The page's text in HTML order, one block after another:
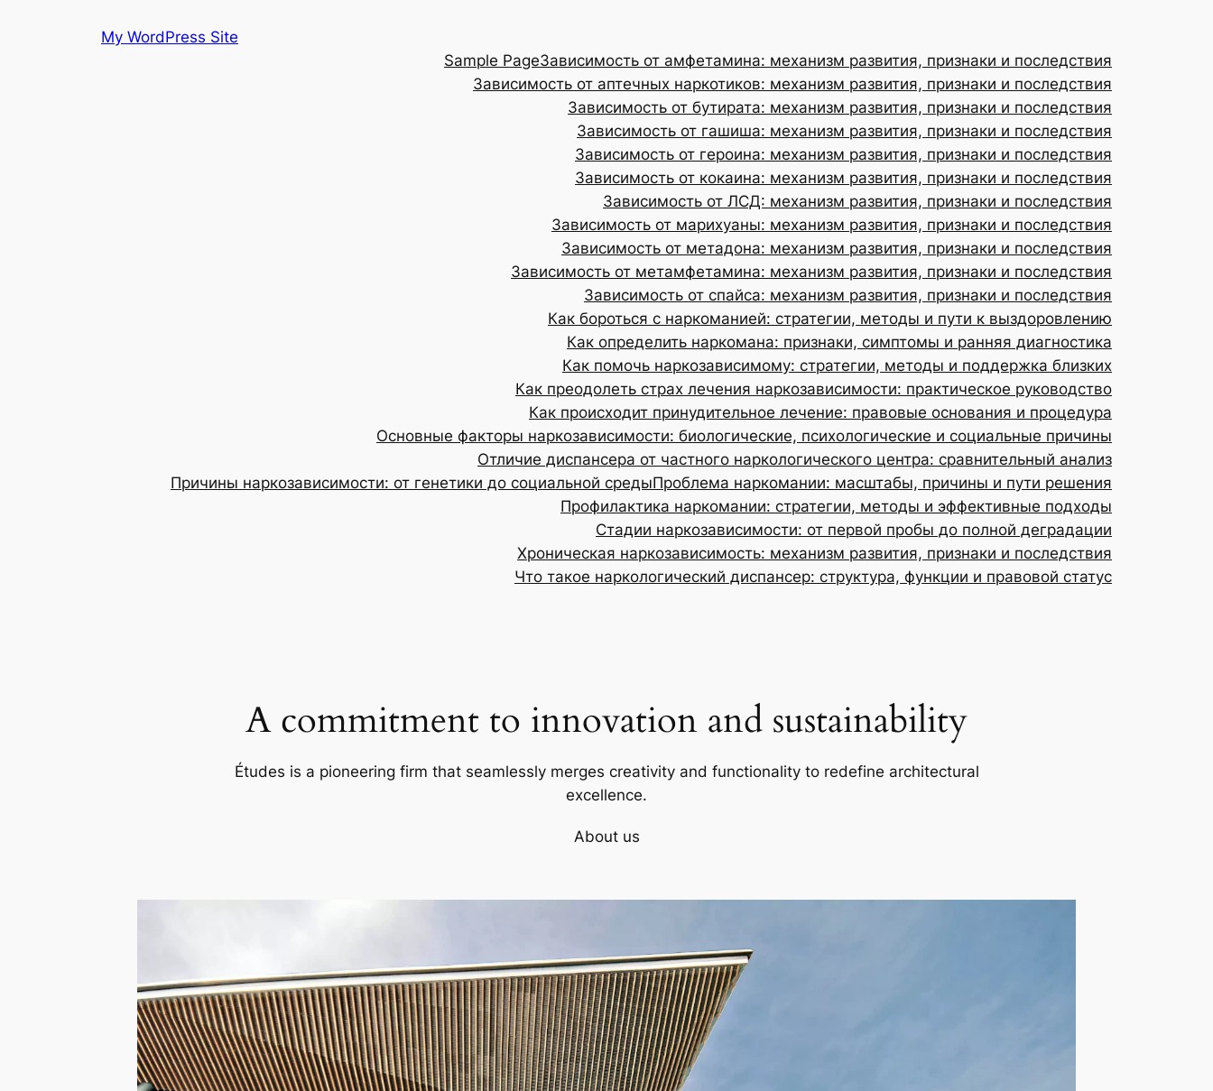
My WordPress Site
Sample PageЗависимость от амфетамина: механизм развития, признаки и последствия
Зависимость от аптечных наркотиков: механизм развития, признаки и последствия
Зависимость от бутирата: механизм развития, признаки и последствия
Зависимость от гашиша: механизм развития, признаки и последствия
Зависимость от героина: механизм развития, признаки и последствия
Зависимость от кокаина: механизм развития, признаки и последствия
Зависимость от ЛСД: механизм развития, признаки и последствия
Зависимость от марихуаны: механизм развития, признаки и последствия
Зависимость от метадона: механизм развития, признаки и последствия
Зависимость от метамфетамина: механизм развития, признаки и последствия
Зависимость от спайса: механизм развития, признаки и последствия
Как бороться с наркоманией: стратегии, методы и пути к выздоровлению
Как определить наркомана: признаки, симптомы и ранняя диагностика
Как помочь наркозависимому: стратегии, методы и поддержка близких
Как преодолеть страх лечения наркозависимости: практическое руководство
Как происходит принудительное лечение: правовые основания и процедура
Основные факторы наркозависимости: биологические, психологические и социальные причины
Отличие диспансера от частного наркологического центра: сравнительный анализ
Причины наркозависимости: от генетики до социальной средыПроблема наркомании: масштабы, причины и пути решения
Профилактика наркомании: стратегии, методы и эффективные подходы
Стадии наркозависимости: от первой пробы до полной деградации
Хроническая наркозависимость: механизм развития, признаки и последствия
Что такое наркологический диспансер: структура, функции и правовой статус
A commitment to innovation and sustainability
Études is a pioneering firm that seamlessly merges creativity and functionality to redefine architectural
excellence.
About us